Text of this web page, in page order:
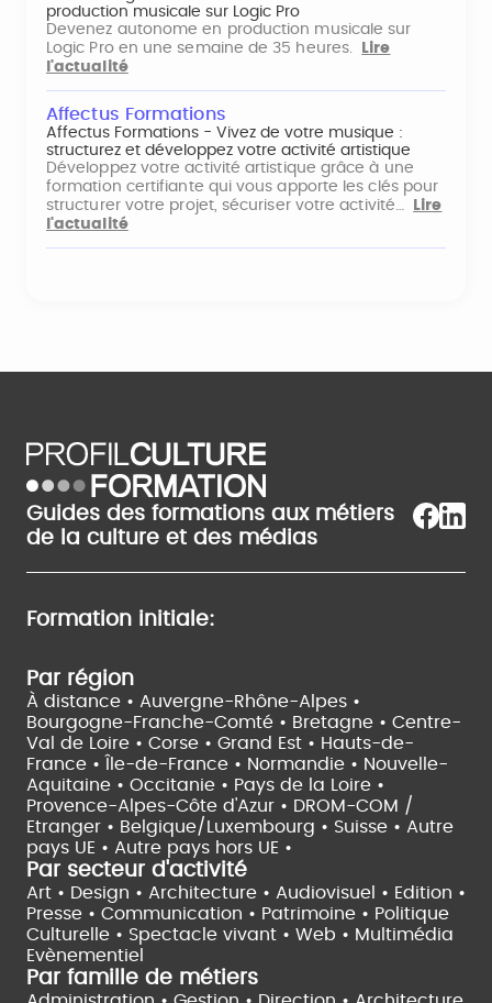
production musicale sur Logic Pro
Devenez autonome en production musicale sur
Logic Pro en une semaine de 35 heures.
Lire
l'actualité
Affectus Formations
Affectus Formations - Vivez de votre musique :
structurez et développez votre activité artistique
Développez votre activité artistique grâce à une
formation certifiante qui vous apporte les clés pour
structurer votre projet, sécuriser votre activité…
Lire
l'actualité
Guides des formations aux métiers
de la culture et des médias
Formation initiale:
Par région
À distance • Auvergne-Rhône-Alpes •
Bourgogne-Franche-Comté • Bretagne • Centre-
Val de Loire • Corse • Grand Est • Hauts-de-
France •
Île-de-France • Normandie • Nouvelle-
Aquitaine • Occitanie • Pays de la Loire •
Provence-Alpes-Côte d'Azur • DROM-COM /
Etranger • Belgique/Luxembourg • Suisse • Autre
pays UE • Autre pays hors UE •
Par secteur d'activité
Art • Design • Architecture • Audiovisuel • Edition •
Presse • Communication • Patrimoine • Politique
Culturelle • Spectacle vivant • Web • Multimédia
Evènementiel
Par famille de métiers